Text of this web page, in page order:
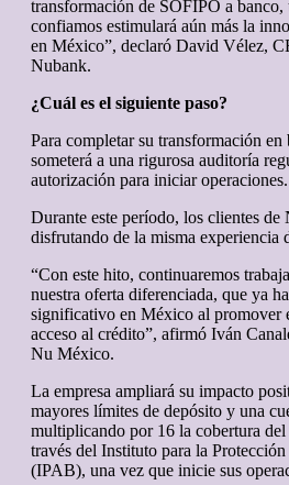
transformación de SOFIPO a
confiamos estimulará aún más la
en México”, declaró David Vélez,
Nubank.
¿Cuál es el siguiente paso?
Para completar su transformación
someterá a una rigurosa auditoría
autorización para iniciar operaciones.
Durante este período, los clientes
disfrutando de la misma experiencia
“Con este hito, continuaremos
nuestra oferta diferenciada, que ya
significativo en México al promover
acceso al crédito”, afirmó Iván
Nu México.
La empresa ampliará su impacto
mayores límites de depósito y una
multiplicando por 16 la cobertura del
través del Instituto para la
(IPAB), una vez que inicie sus